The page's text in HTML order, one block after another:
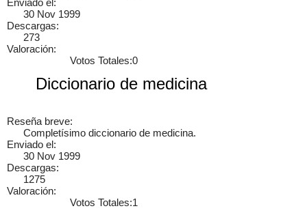
Tutorial CNC 1, Como hacer cortes y tallados...
Video tutorial completo de como diseñar desde 0 un dibujo 2D
para despues realizar los cortes en una CNC, este video es de
Mini Fabricas 3D y CNC's...
junaid alam siddique Jcb 3cx workshop manual
Enviado el:
30 Nov 1999
Descargas:
273
Valoración:
Votos Totales:0
Diccionario de medicina
Reseña breve:
Completísimo diccionario de medicina.
Enviado el:
30 Nov 1999
Descargas:
1275
Valoración:
Votos Totales:1